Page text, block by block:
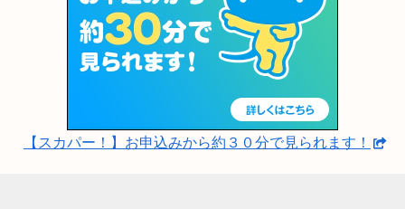
【スカパー！】お申込みから約３０分で見られます！